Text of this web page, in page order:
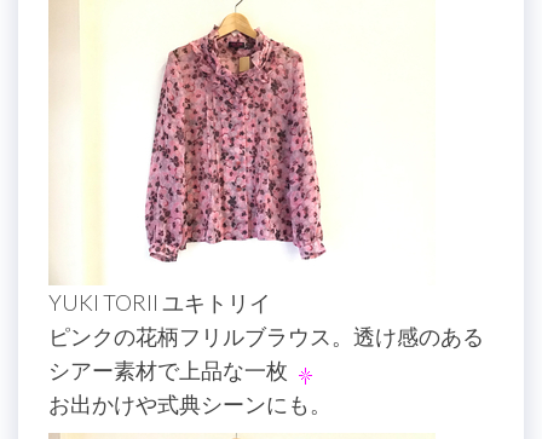
YUKI TORII ユキトリイ
ピンクの花柄フリルブラウス。透け感のある
シアー素材で上品な一枚
お出かけや式典シーンにも。